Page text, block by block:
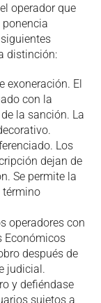
operador que
distinción:
exoneración. El
con la
la sanción. La
Los
dejan de
Se permite la
término
operadores con
Económicos
después de
judicial.
y defiéndase
sujetos a